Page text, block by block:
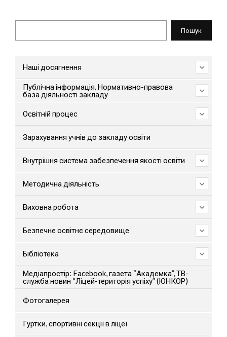
Пошук
Наші досягнення
Публічна інформація. Нормативно-правова
база діяльності закладу
Освітній процес
Зарахування учнів до закладу освіти
Внутрішня система забезпечення якості освіти
Методична діяльність
Виховна робота
Безпечне освітнє середовище
Бібліотека
Медіапростір: Facebook, газета “Академка”, ТВ-
служба новин “Ліцей-територія успіху” (ЮНКОР)
Фотогалерея
Гуртки, спортивні секції в ліцеї